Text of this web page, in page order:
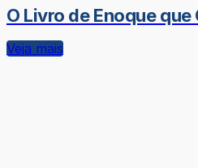
O Livro de Enoque
Veja mais